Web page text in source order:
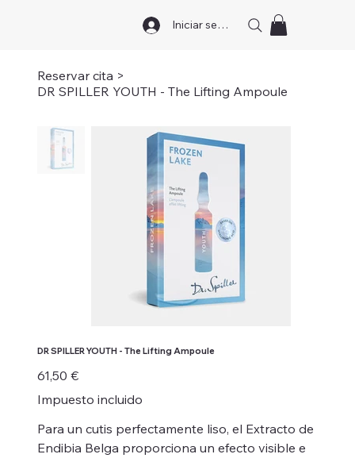
Iniciar sesión
Reservar cita >
DR SPILLER YOUTH - The Lifting Ampoule
DR SPILLER YOUTH - The Lifting Ampoule
Precio
61,50 €
Impuesto incluido
Para un cutis perfectamente liso, el Extracto de
Endibia Belga proporciona un efecto visible e